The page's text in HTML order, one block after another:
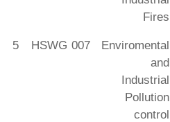
Fires
Enviromental
and
Industrial
Pollution
control
HSWG 007
5